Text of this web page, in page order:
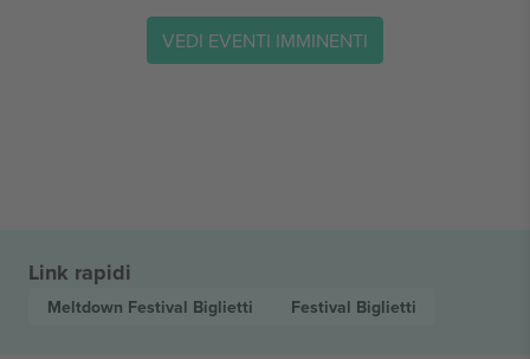
VEDI EVENTI IMMINENTI
Link rapidi
Meltdown Festival Biglietti Festival Biglietti